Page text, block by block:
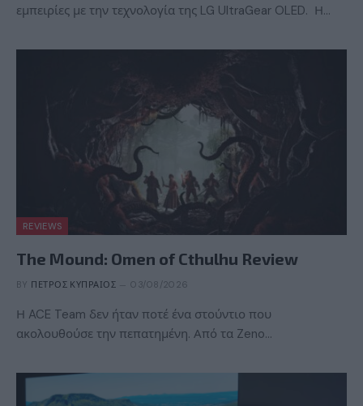
εμπειρίες με την τεχνολογία της LG UltraGear OLED. Η…
REVIEWS
The Mound: Omen of Cthulhu Review
BY ΠΈΤΡΟΣ ΚΥΠΡΑΊΟΣ 03/08/2026
Η ACE Team δεν ήταν ποτέ ένα στούντιο που
ακολουθούσε την πεπατημένη. Από τα Zeno…